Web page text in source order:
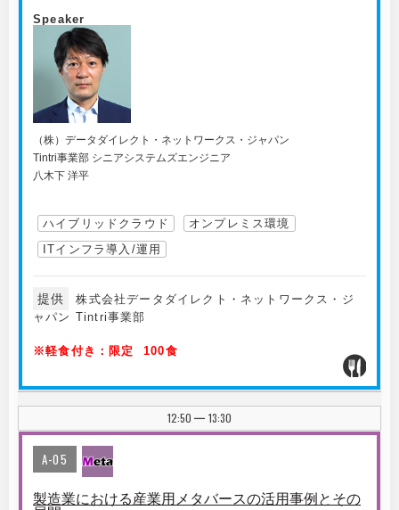
Speaker
（株）データダイレクト・ネットワークス・ジャパン
Tintri事業部 シニアシステムズエンジニア
八木下 洋平
ハイブリッドクラウド
オンプレミス環境
ITインフラ導入/運用
提供
株式会社データダイレクト・ネットワークス・ジ
ャパン Tintri事業部
※軽食付き：限定 100食
12:50 | 13:30
A-05
製造業における産業用メタバースの活用事例とその